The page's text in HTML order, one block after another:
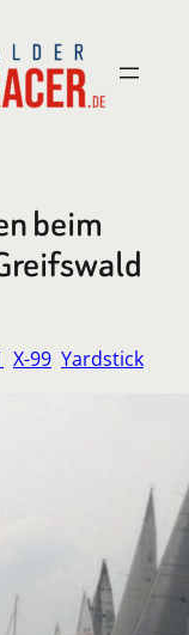
beim
X-99 Yardstick